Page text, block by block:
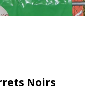
Noirs